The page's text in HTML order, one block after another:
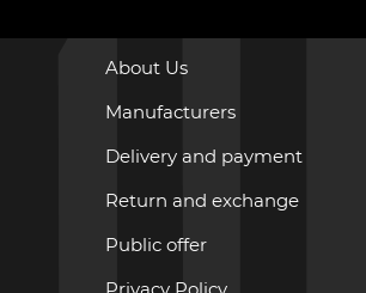
About Us
Manufacturers
Delivery and payment
Return and exchange
Public offer